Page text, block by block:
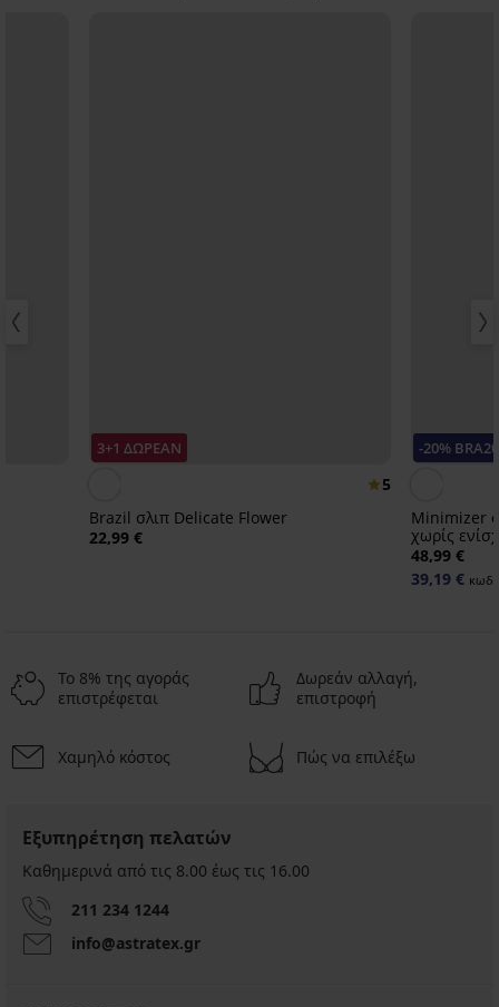
3+1 ΔΩΡΕΑΝ
5
Brazil σλιπ Delicate Flower
22,99 €
-20% BRA20
Minimizer
χωρίς
48,99 €
39,19 €
Το 8% της αγοράς
επιστρέφεται
Δωρεάν αλλαγή,
επιστροφή
Χαμηλό κόστος Πώς να επιλέξω
Εξυπηρέτηση πελατών
Καθημερινά από τις 8.00 έως τις 16.00
211 234 1244
info@astratex.gr